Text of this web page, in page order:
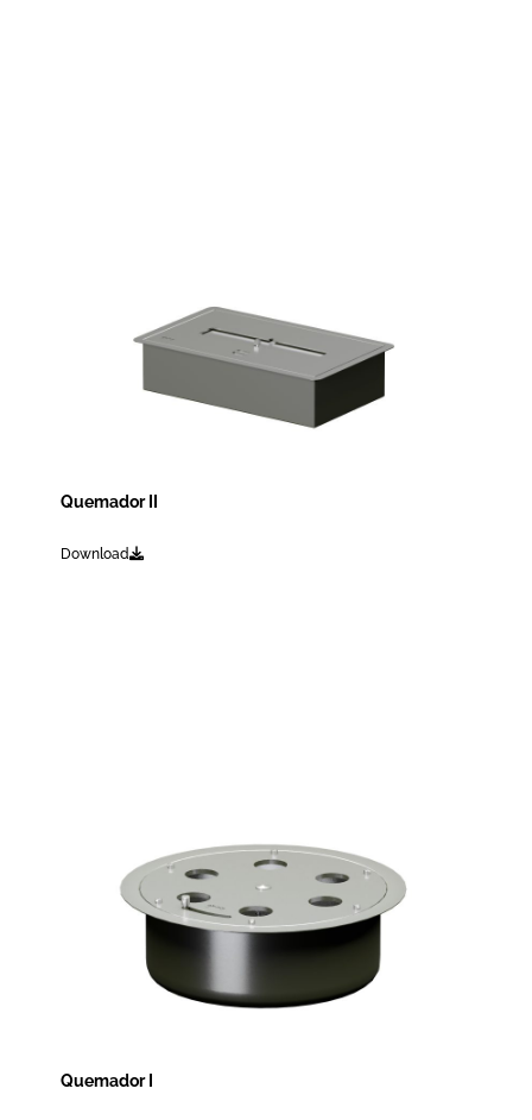
Quemador II
Download
Quemador I